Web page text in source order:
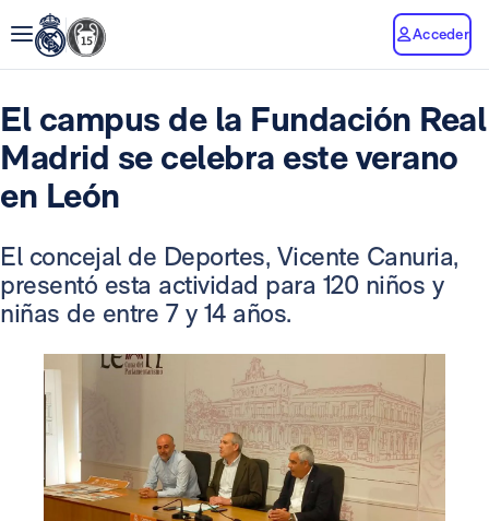
Acceder
El campus de la Fundación Real
Madrid se celebra este verano
en León
El concejal de Deportes, Vicente Canuria,
presentó esta actividad para 120 niños y
niñas de entre 7 y 14 años.